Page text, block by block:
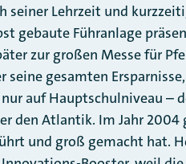
seiner Lehrzeit und
gebaute Führanlage
zur großen Messe für
seine gesamten
auf Hauptschulniveau –
den Atlantik. Im Jahr
und groß gemacht hat.